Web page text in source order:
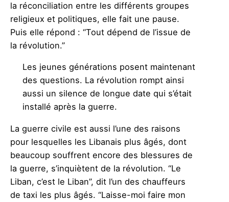
la réconciliation entre les différents groupes
religieux et politiques, elle fait une pause.
Puis elle répond : “Tout dépend de l’issue de
la révolution.”
Les jeunes générations posent maintenant
des questions. La révolution rompt ainsi
aussi un silence de longue date qui s’était
installé après la guerre.
La guerre civile est aussi l’une des raisons
pour lesquelles les Libanais plus âgés, dont
beaucoup souffrent encore des blessures de
la guerre, s’inquiètent de la révolution. “Le
Liban, c’est le Liban”, dit l’un des chauffeurs
de taxi les plus âgés. “Laisse-moi faire mon